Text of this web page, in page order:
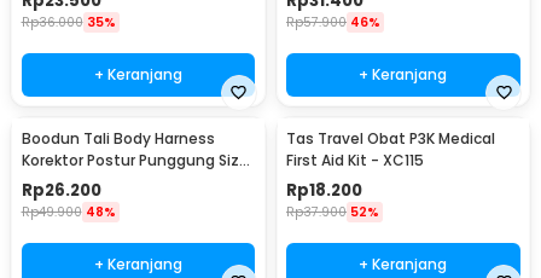
Rp36.000 35%
+ Keranjang
Rp57.900 46%
+ Keranjang
Boodun Tali Body Harness
Korektor Postur Punggung Size
M - BBJ-15
Rp26.200
Rp49.900 48%
+ Keranjang
Tas Travel Obat P3K Medical
First Aid Kit - XC115
Rp18.200
Rp37.900 52%
+ Keranjang